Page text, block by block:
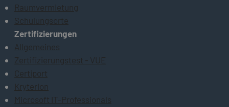
Raumvermietung
Schulungsorte
Zertifizierungen
Allgemeines
Zertifizierungstest - VUE
Certiport
Kryterion
Microsoft IT-Professionals